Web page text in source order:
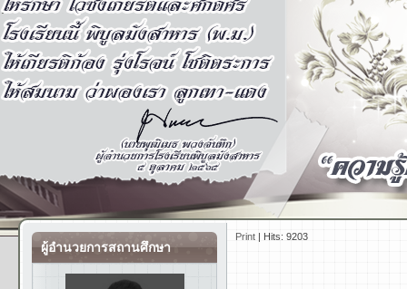
.
ผู้อำนวยการสถานศึกษา
Print | Hits: 9203